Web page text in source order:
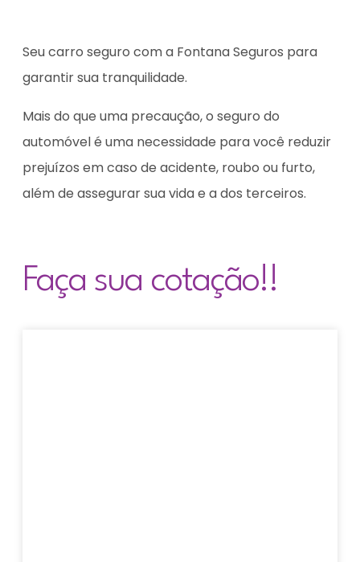
Seu carro seguro com a Fontana Seguros para
garantir sua tranquilidade.
Mais do que uma precaução, o seguro do
automóvel é uma necessidade para você reduzir
prejuízos em caso de acidente, roubo ou furto,
além de assegurar sua vida e a dos terceiros.
Faça sua cotação!!